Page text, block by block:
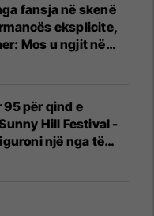
fansja në skenë
eksplicite,
Mos u ngjit në
do të jesh aty
për qind e
Hill Festival -
një nga të